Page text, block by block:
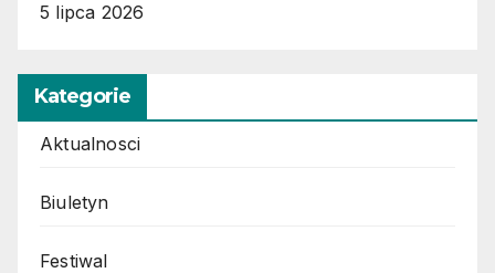
5 lipca 2026
Kategorie
Aktualnosci
Biuletyn
Festiwal